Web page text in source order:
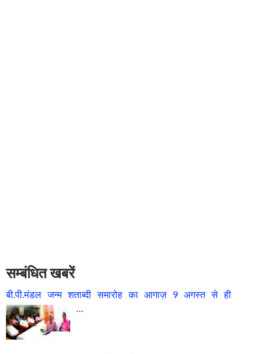
सम्बंधित खबरें
बी.पी.मंडल जन्म शताब्दी समारोह का आगाज़ 9 अगस्त से ही
…